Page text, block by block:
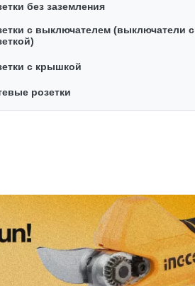
без заземления
с выключателем (выключатели с
с крышкой
розетки